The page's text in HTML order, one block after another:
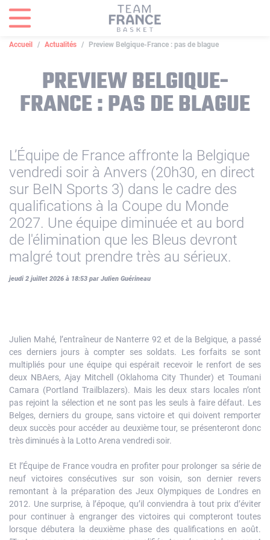
Accueil Actualités Preview Belgique-France : pas de blague
PREVIEW BELGIQUE-
FRANCE : PAS DE BLAGUE
L’Équipe de France affronte la Belgique
vendredi soir à Anvers (20h30, en direct
sur BeIN Sports 3) dans le cadre des
qualifications à la Coupe du Monde
2027. Une équipe diminuée et au bord
de l'élimination que les Bleus devront
malgré tout prendre très au sérieux.
jeudi 2 juillet 2026 à 18:53 par Julien Guérineau
Julien Mahé, l’entraîneur de Nanterre 92 et de la Belgique, a passé
ces derniers jours à compter ses soldats. Les forfaits se sont
multipliés pour une équipe qui espérait recevoir le renfort de ses
deux NBAers, Ajay Mitchell (Oklahoma City Thunder) et Toumani
Camara (Portland Trailblazers). Mais les deux stars locales n’ont
pas rejoint la sélection et ne sont pas les seuls à faire défaut. Les
Belges, derniers du groupe, sans victoire et qui doivent remporter
deux succès pour accéder au deuxième tour, se présenteront donc
très diminués à la Lotto Arena vendredi soir.
Et l’Équipe de France voudra en profiter pour prolonger sa série de
neuf victoires consécutives sur son voisin, son dernier revers
remontant à la préparation des Jeux Olympiques de Londres en
2012. Une surprise, à l’époque, qu’il conviendra à tout prix d’éviter
pour continuer à engranger des victoires qui compteront toutes
lorsque débutera la deuxième phase des qualifications en août.
Panneau de gestion des cookies